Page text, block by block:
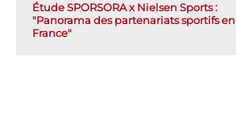
Étude SPORSORA x Nielsen Sports :
"Panorama des partenariats sportifs en
France"